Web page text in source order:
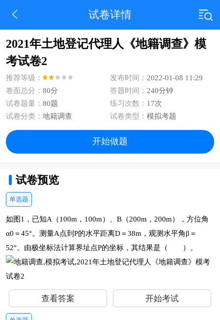
试卷详情
2021年土地登记代理人《地籍调查》模
考试卷2
推荐等级： 发布时间： 2022-01-08 11:29
卷面总分： 80分 答题时间： 240分钟
试卷题量： 80题 练习次数： 17次
试卷分类： 地籍调查 试卷类型： 模拟考题
开始做题
试卷预览
单选题
如图1，已知A（100m，100m）、B（200m，200m），方位角
α0＝45°。测量A点到P的水平距离D＝38m，观测水平角β＝
52°。由极坐标法计算界址点P的坐标，其结果是（ ）。
查看答案 开始考试